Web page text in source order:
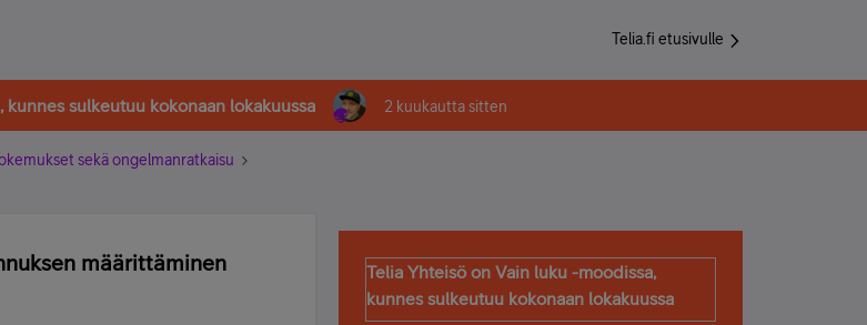
Telia.fi etusivulle
sulkeutuu kokonaan lokakuussa 2 kuukautta sitten
sekä ongelmanratkaisu
määrittäminen
Telia Yhteisö on Vain luku -moodissa,
kunnes sulkeutuu kokonaan lokakuussa